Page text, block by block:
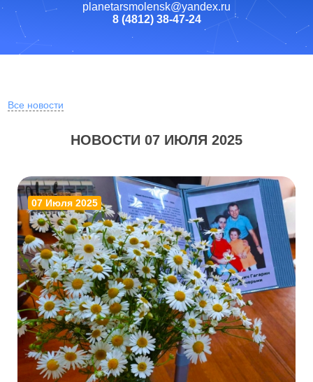
planetarsmolensk@yandex.ru
8 (4812) 38-47-24
Все новости
НОВОСТИ 07 ИЮЛЯ 2025
07 Июля 2025